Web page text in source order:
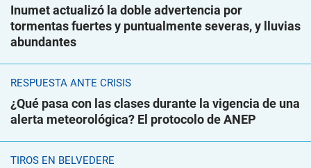
Inumet actualizó la doble advertencia por
tormentas fuertes y puntualmente severas, y lluvias
abundantes
RESPUESTA ANTE CRISIS
¿Qué pasa con las clases durante la vigencia de una
alerta meteorológica? El protocolo de ANEP
TIROS EN BELVEDERE